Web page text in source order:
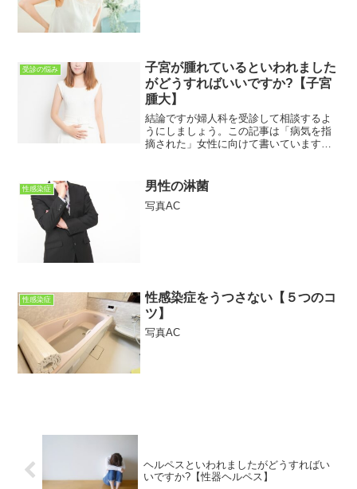
受診の悩み
子宮が腫れているといわれました
がどうすればいいですか?【子宮
腫大】
結論ですが婦人科を受診して相談するよ
うにしましょう。この記事は「病気を指
摘された」女性に向けて書いています。
記事を読むことで「子宮腫大」について
わかります。お腹が痛くて...
性感染症 男性の淋菌
写真AC
性感染症
性感染症をうつさない【５つのコ
ツ】
写真AC
ヘルペスといわれましたがどうすればい
いですか?【性器ヘルペス】